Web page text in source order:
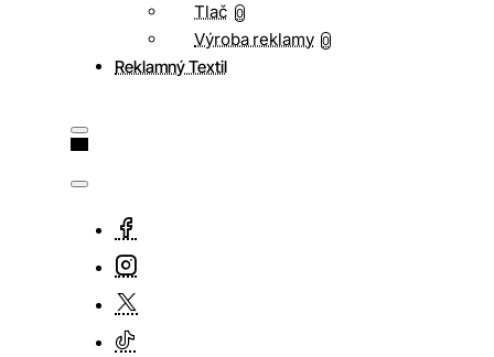
Tlač 0
Výroba reklamy 0
Reklamný Textil